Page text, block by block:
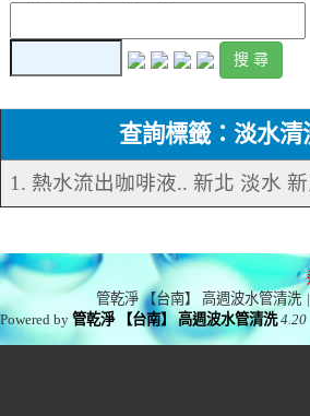
查詢標籤：淡水清
1. 熱水流出咖啡液.. 新北 淡水
管乾淨 【台南】 高週波水管清洗 |
Powered by管乾淨 【台南】 高週波水管清洗 4.20